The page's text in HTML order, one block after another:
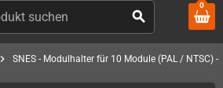
search
0
chevron_right SNES - Modulhalter für 10 Module (PAL / NTSC) -